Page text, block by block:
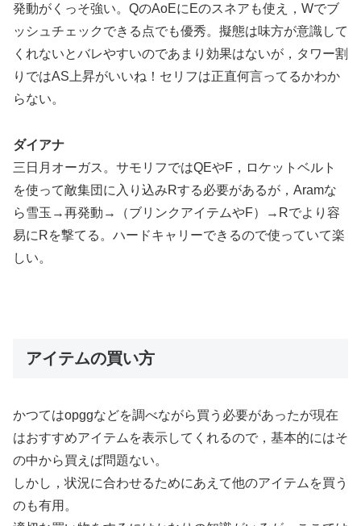
発動がくっそ強い。QのAoEにEのスネアも使え，Wでブ
ッシュチェックできる点でも優秀。擬態は味方が意識して
くれないとバレやすいのであまり効果はないが，タワー割
りではAS上昇がいいね！セリフは正直何言ってるかわか
らない。
ダイアナ
三日月オーガス。サモリフではQEやF，ロケットベルト
を使って敵集団に入り込みRする必要があるが，Aramな
ら雪玉→再発動→（ブリンクアイテムやF）→Rでより容
易にRを撃てる。ハードキャリーできるので使っていて楽
しい。
アイテムの買い方
かつてはopggなどを調べながら買う必要があったが現在
はおすすめアイテムを表示してくれるので，基本的にはそ
の中から買えば問題ない。
しかし，状況に合わせるためにあえて他のアイテムを買う
のも有用。